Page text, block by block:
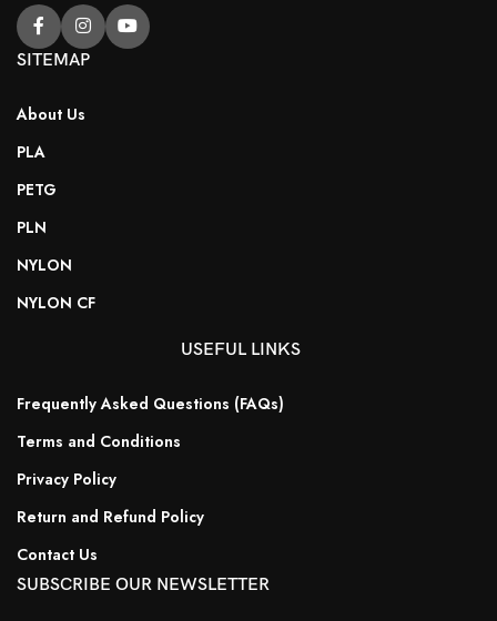
SITEMAP
About Us
PLA
PETG
PLN
NYLON
NYLON CF
USEFUL LINKS
Frequently Asked Questions (FAQs)
Terms and Conditions
Privacy Policy
Return and Refund Policy
Contact Us
SUBSCRIBE OUR NEWSLETTER